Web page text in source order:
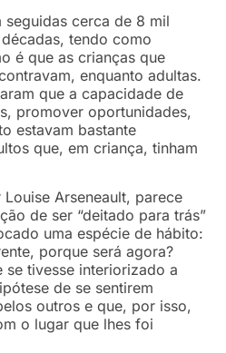
seguidas cerca de 8 mil
tendo como
é que as crianças que
enquanto adultas.
que a capacidade de
promover oportunidades,
estavam bastante
que, em criança, tinham
Arseneault, parece
de ser “deitado para trás”
uma espécie de hábito:
porque será agora?
tivesse interiorizado a
de se sentirem
outros e que, por isso,
o lugar que lhes foi